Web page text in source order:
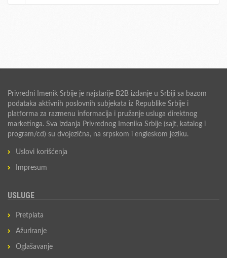
Privredni Imenik Srbije je najstarije B2B izdanje u Srbiji sa bazom
podataka aktivnih poslovnih subjekata iz Republike Srbije i
platforma za razmenu informacija i pružanje usluga direktnog
marketinga. Sva izdanja Privrednog Imenika Srbije (sajt, katalog i
program/cd) su dvojezična, na srpskom i engleskom jeziku.
Uslovi korišćenja
Impresum
USLUGE
Pretplata
Ažuriranje
Oglašavanje